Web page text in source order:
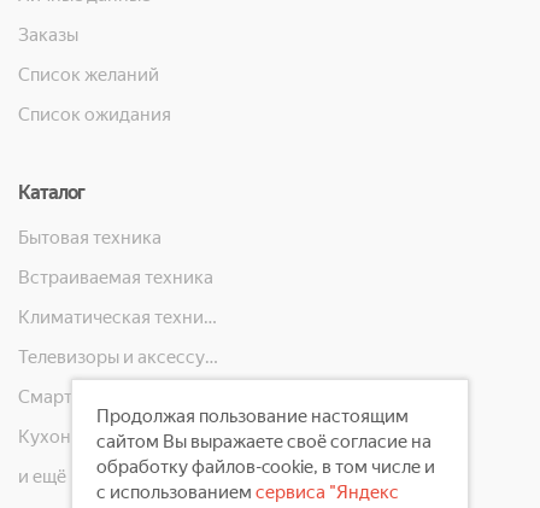
Заказы
Список желаний
Список ожидания
Каталог
Бытовая техника
Встраиваемая техника
Климатическая техника
Телевизоры и аксессуары
Кухонная техника
и ещё 10 категорий
Продолжая пользование настоящим
сайтом Вы выражаете своё согласие на
обработку файлов-cookie, в том числе и
с использованием сервиса "Яндекс